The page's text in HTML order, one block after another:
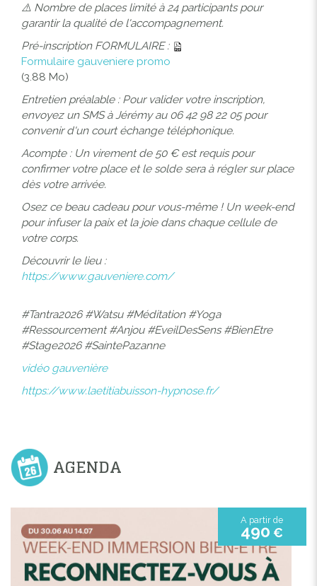
⚠️ Nombre de places limité à 24 participants pour
garantir la qualité de l'accompagnement.
Pré-inscription FORMULAIRE :
Formulaire gauveniere promo
(3.88 Mo)
Entretien préalable : Pour valider votre inscription,
envoyez un SMS à Jérémy au 06 42 98 22 05 pour
convenir d'un court échange téléphonique.
Acompte : Un virement de 50 € est requis pour
confirmer votre place et le solde sera à régler sur place
dès votre arrivée.
Osez ce beau cadeau pour vous-même ! Un week-end
pour infuser la paix et la joie dans chaque cellule de
votre corps.
Découvrir le lieu :
https://www.gauveniere.com/
#Tantra2026 #Watsu #Méditation #Yoga
#Ressourcement #Anjou #EveilDesSens #BienEtre
#Stage2026 #SaintePazanne
vidéo gauvenière
https://www.laetitiabuisson-hypnose.fr/
AGENDA
A partir de
490 €